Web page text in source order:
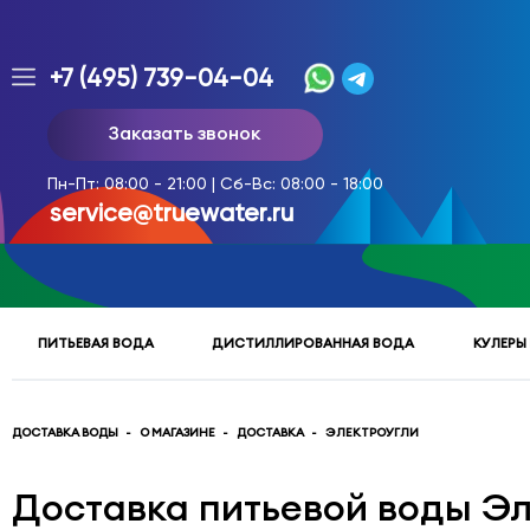
Заказ
доставки
воды
тел.
многоканальный
service@truewater.ru
Московская
н,
Мытищи,
+7 (495) 739-04-04
Заказать звонок
Пн-Пт: 08:00 - 21:00 | Сб-Вс: 08:00 - 18:00
service@truewater.ru
ПИТЬЕВАЯ ВОДА ДИСТИЛЛИРОВАННАЯ ВОДА
ДОСТАВКА ВОДЫ О МАГАЗИНЕ ДОСТАВКА ЭЛЕКТРОУГЛИ
Доставка питьевой воды